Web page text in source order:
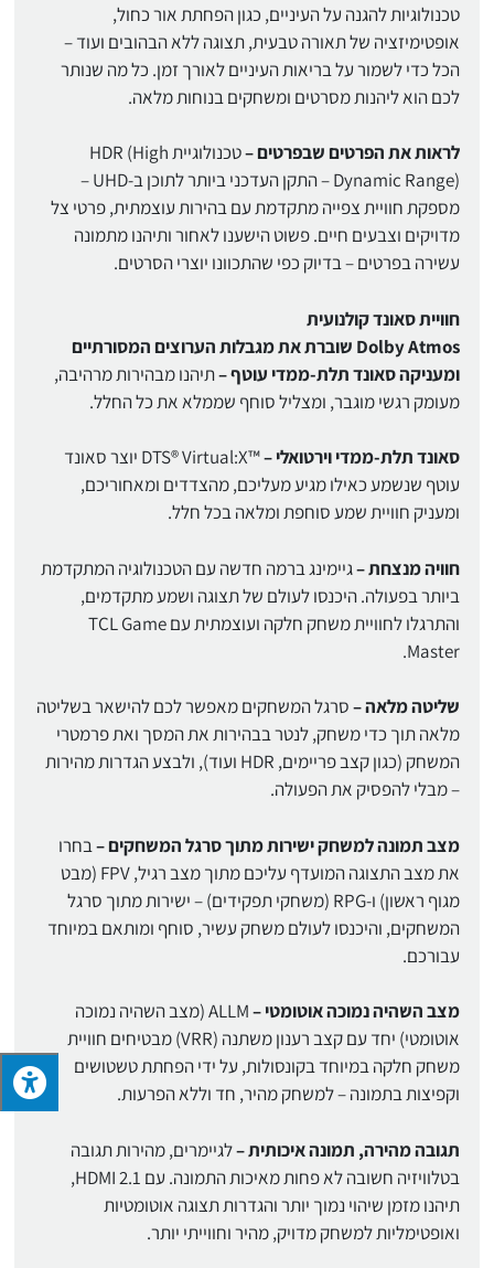
טכנולוגיות להגנה על העיניים, כגון הפחתת אור כחול,
אופטימיזציה של תאורה טבעית, תצוגה ללא הבהובים ועוד –
הכל כדי לשמור על בריאות העיניים לאורך זמן. כל מה שנותר
לכם הוא ליהנות מסרטים ומשחקים בנוחות מלאה.
לראות את הפרטים שבפרטים –
טכנולוגיית HDR (High
Dynamic Range) – התקן העדכני ביותר לתוכן ב-UHD –
מספקת חוויית צפייה מתקדמת עם בהירות עוצמתית, פרטי צל
מדויקים וצבעים חיים. פשוט הישענו לאחור ותיהנו מתמונה
עשירה בפרטים – בדיוק כפי שהתכוונו יוצרי הסרטים.
חוויית סאונד קולנועית
Dolby Atmos שוברת את מגבלות הערוצים המסורתיים
ומעניקה סאונד תלת-ממדי עוטף –תיהנו מבהירות מרהיבה,
מעומק רגשי מוגבר, ומצליל סוחף שממלא את כל החלל.
סאונד תלת-ממדי וירטואלי –
™DTS® Virtual:X יוצר סאונד
עוטף שנשמע כאילו מגיע מעליכם, מהצדדים ומאחוריכם,
ומעניק חוויית שמע סוחפת ומלאה בכל חלל.
חוויה מנצחת –גיימינג ברמה חדשה עם הטכנולוגיה המתקדמת
ביותר בפעולה. היכנסו לעולם של תצוגה ושמע מתקדמים,
והתרגלו לחוויית משחק חלקה ועוצמתית עם TCL Game
Master.
שליטה מלאה –סרגל המשחקים מאפשר לכם להישאר בשליטה
מלאה תוך כדי משחק, לנטר בבהירות את המסך ואת פרמטרי
המשחק (כגון קצב פריימים, HDR ועוד), ולבצע הגדרות מהירות
– מבלי להפסיק את הפעולה.
מצב תמונה למשחק ישירות מתוך סרגל המשחקים –בחרו
את מצב התצוגה המועדף עליכם מתוך מצב רגיל, FPV (מבט
מגוף ראשון) ו-RPG (משחקי תפקידים) – ישירות מתוך סרגל
המשחקים, והיכנסו לעולם משחק עשיר, סוחף ומותאם במיוחד
עבורכם.
מצב השהיה נמוכה אוטומטי –
ALLM (מצב השהיה נמוכה
אוטומטי) יחד עם קצב רענון משתנה (VRR) מבטיחים חוויית
משחק חלקה במיוחד בקונסולות, על ידי הפחתת טשטושים
וקפיצות בתמונה – למשחק מהיר, חד וללא הפרעות.
תגובה מהירה, תמונה איכותית –לגיימרים, מהירות תגובה
בטלוויזיה חשובה לא פחות מאיכות התמונה. עם HDMI 2.1,
תיהנו מזמן שיהוי נמוך יותר והגדרות תצוגה אוטומטיות
ואופטימליות למשחק מדויק, מהיר וחווייתי יותר.